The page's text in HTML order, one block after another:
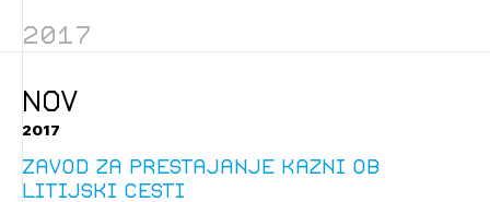
POZABLJENO GESLO
2017
NOV
2017
Zavod za prestajanje kazni ob
Litijski cesti
Novičnik izobraževanj
Tedenski novičnik javnih naročil